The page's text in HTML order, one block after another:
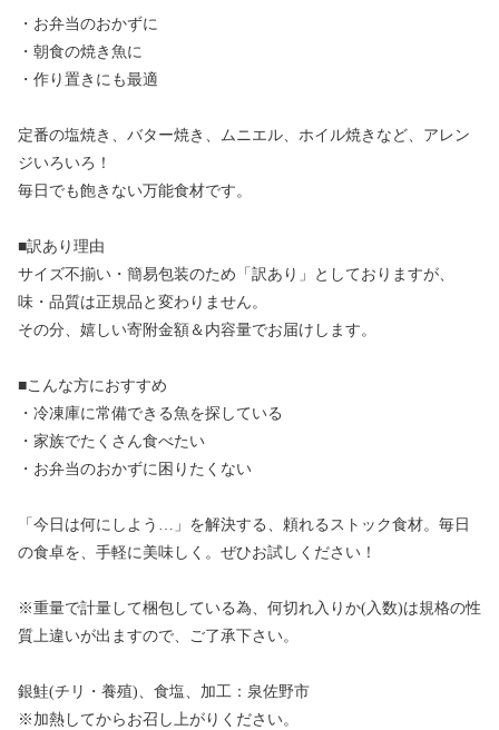
・お弁当のおかずに
・朝食の焼き魚に
・作り置きにも最適
定番の塩焼き、バター焼き、ムニエル、ホイル焼きなど、アレン
ジいろいろ！
毎日でも飽きない万能食材です。
■訳あり理由
サイズ不揃い・簡易包装のため「訳あり」としておりますが、
味・品質は正規品と変わりません。
その分、嬉しい寄附金額＆内容量でお届けします。
■こんな方におすすめ
・冷凍庫に常備できる魚を探している
・家族でたくさん食べたい
・お弁当のおかずに困りたくない
「今日は何にしよう…」を解決する、頼れるストック食材。毎日
の食卓を、手軽に美味しく。ぜひお試しください！
※重量で計量して梱包している為、何切れ入りか(入数)は規格の性
質上違いが出ますので、ご了承下さい。
銀鮭(チリ・養殖)、食塩、加工：泉佐野市
※加熱してからお召し上がりください。